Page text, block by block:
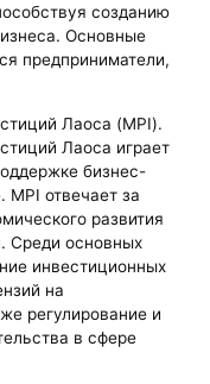
созданию
Основные
предприниматели,
Лаоса (MPI).
Лаоса играет
бизнес-
MPI отвечает за
развития
Среди основных
инвестиционных
на
регулирование и
в сфере